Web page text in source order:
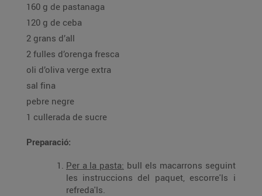
160 g de pastanaga
120 g de ceba
2 grans d’all
2 fulles d’orenga fresca
oli d’oliva verge extra
sal fina
pebre negre
1 cullerada de sucre
Preparació:
Per a la pasta: bull els macarrons seguint
les instruccions del paquet, escorre'ls i
refreda'ls.